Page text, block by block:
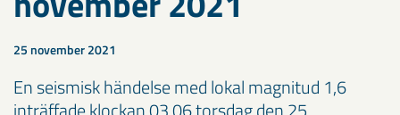
25 november 2021
En seismisk händelse med lokal magnitud 1,6